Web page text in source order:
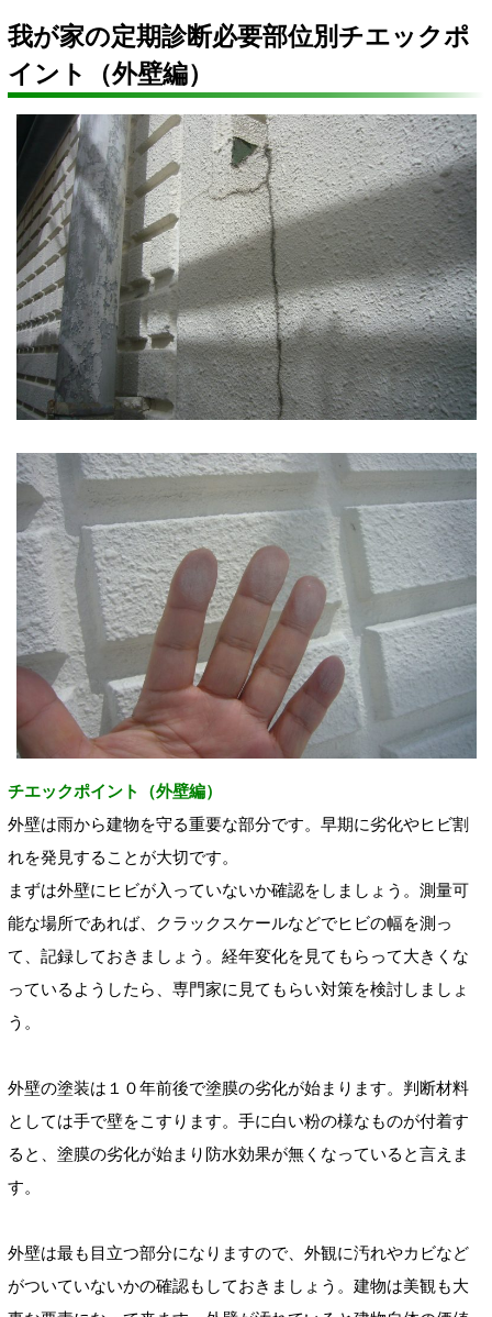
我が家の定期診断必要部位別チエックポ
イント（外壁編）
チエックポイント（外壁編）
外壁は雨から建物を守る重要な部分です。早期に劣化やヒビ割
れを発見することが大切です。
まずは外壁にヒビが入っていないか確認をしましょう。測量可
能な場所であれば、クラックスケールなどでヒビの幅を測っ
て、記録しておきましょう。経年変化を見てもらって大きくな
っているようしたら、専門家に見てもらい対策を検討しましょ
う。
外壁の塗装は１０年前後で塗膜の劣化が始まります。判断材料
としては手で壁をこすります。手に白い粉の様なものが付着す
ると、塗膜の劣化が始まり防水効果が無くなっていると言えま
す。
外壁は最も目立つ部分になりますので、外観に汚れやカビなど
がついていないかの確認もしておきましょう。建物は美観も大